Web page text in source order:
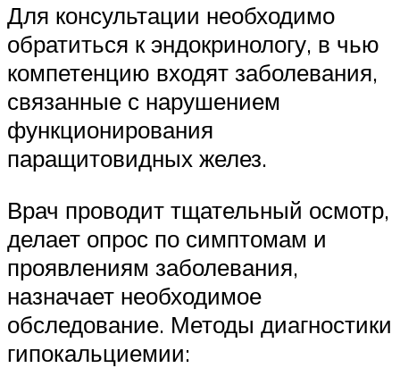
Для консультации необходимо
обратиться к эндокринологу, в чью
компетенцию входят заболевания,
связанные с нарушением
функционирования
паращитовидных желез.
Врач проводит тщательный осмотр,
делает опрос по симптомам и
проявлениям заболевания,
назначает необходимое
обследование. Методы диагностики
гипокальциемии: